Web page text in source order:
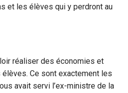
et les élèves qui y perdront au
réaliser des économies et
Ce sont exactement les
avait servi l’ex-ministre de la